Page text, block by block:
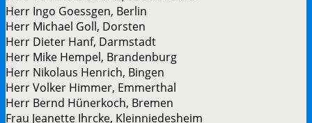
Herr Ingo Goessgen, Berlin
Herr Michael Goll, Dorsten
Herr Dieter Hanf, Darmstadt
Herr Mike Hempel, Brandenburg
Herr Nikolaus Henrich, Bingen
Herr Volker Himmer, Emmerthal
Herr Bernd Hünerkoch, Bremen
Frau Jeanette Ihrcke, Kleinniedesheim